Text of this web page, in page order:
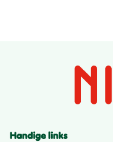
Handige links